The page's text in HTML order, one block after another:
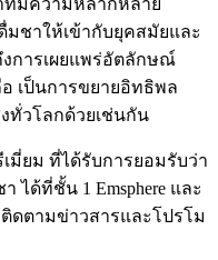
ชาให้เข้ากับยุคสมัยและ
การเผยแพร่อัตลักษณ์
เป็นการขยายอิทธิพล
ทั่วโลกด้วยเช่นกัน
ยม ที่ได้รับการยอมรับว่า
ได้ที่ชั้น 1 Emsphere และ
ดตามข่าวสารและโปรโม